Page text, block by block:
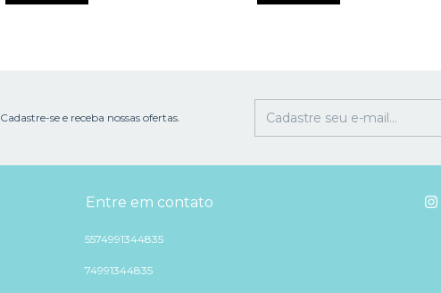
Cadastre-se e receba nossas ofertas.
Entre em contato
5574991344835
74991344835